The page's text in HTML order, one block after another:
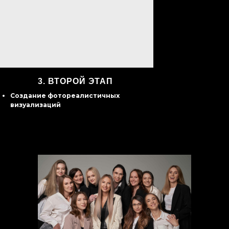
3. ВТОРОЙ ЭТАП
Создание фотореалистичных
визуализаций